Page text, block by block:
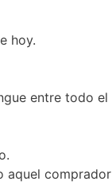
hoy.
entre todo el
aquel comprador